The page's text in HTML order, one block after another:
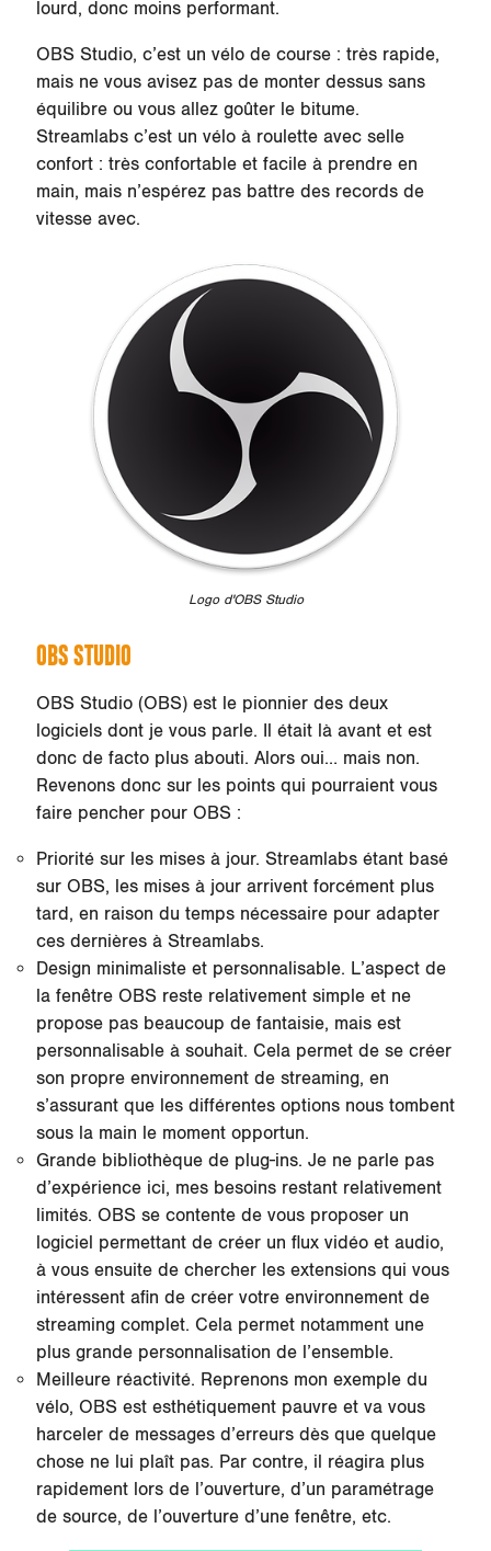
lourd, donc moins performant.
OBS Studio, c’est un vélo de course : très rapide,
mais ne vous avisez pas de monter dessus sans
équilibre ou vous allez goûter le bitume.
Streamlabs c’est un vélo à roulette avec selle
confort : très confortable et facile à prendre en
main, mais n’espérez pas battre des records de
vitesse avec.
Logo d'OBS Studio
OBS STUDIO
OBS Studio (OBS) est le pionnier des deux
logiciels dont je vous parle. Il était là avant et est
donc de facto plus abouti. Alors oui… mais non.
Revenons donc sur les points qui pourraient vous
faire pencher pour OBS :
Priorité sur les mises à jour. Streamlabs étant basé
sur OBS, les mises à jour arrivent forcément plus
tard, en raison du temps nécessaire pour adapter
ces dernières à Streamlabs.
Design minimaliste et personnalisable. L’aspect de
la fenêtre OBS reste relativement simple et ne
propose pas beaucoup de fantaisie, mais est
personnalisable à souhait. Cela permet de se créer
son propre environnement de streaming, en
s’assurant que les différentes options nous tombent
sous la main le moment opportun.
Grande bibliothèque de plug-ins. Je ne parle pas
d’expérience ici, mes besoins restant relativement
limités. OBS se contente de vous proposer un
logiciel permettant de créer un flux vidéo et audio,
à vous ensuite de chercher les extensions qui vous
intéressent afin de créer votre environnement de
streaming complet. Cela permet notamment une
plus grande personnalisation de l’ensemble.
Meilleure réactivité. Reprenons mon exemple du
vélo, OBS est esthétiquement pauvre et va vous
harceler de messages d’erreurs dès que quelque
chose ne lui plaît pas. Par contre, il réagira plus
rapidement lors de l’ouverture, d’un paramétrage
de source, de l’ouverture d’une fenêtre, etc.